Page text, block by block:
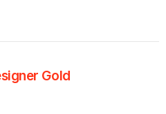
Gold